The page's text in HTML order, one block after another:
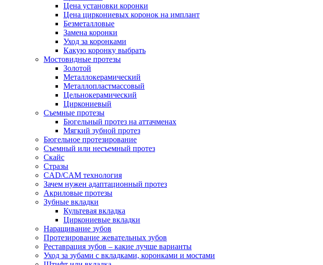
Цена установки коронки
Цена циркониевых коронок на имплант
Безметалловые
Замена коронки
Уход за коронками
Какую коронку выбрать
Мостовидные протезы
Золотой
Металлокерамический
Металлопластмассовый
Цельнокерамический
Циркониевый
Съемные протезы
Бюгельный протез на аттачменах
Мягкий зубной протез
Бюгельное протезирование
Съемный или несъемный протез
Скайс
Стразы
CAD/CAM технология
Зачем нужен адаптационный протез
Акриловые протезы
Зубные вкладки
Культевая вкладка
Циркониевые вкладки
Наращивание зубов
Протезирование жевательных зубов
Реставрация зубов – какие лучше варианты
Уход за зубами с вкладками, коронками и мостами